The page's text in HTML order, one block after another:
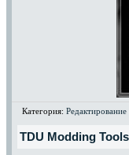
Категория:
TDU Modding